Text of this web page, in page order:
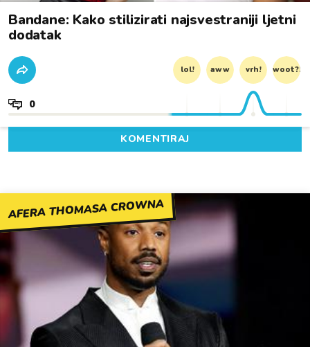
Bandane: Kako stilizirati najsvestraniji ljetni
dodatak
lol! aww vrh! woot?!
0
KOMENTIRAJ
AFERA THOMASA CROWNA